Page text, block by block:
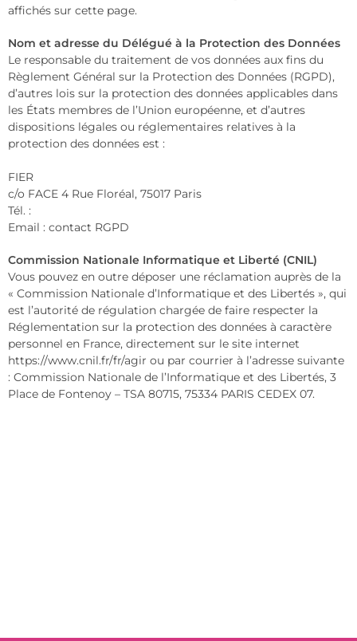
affichés sur cette page.
Nom et adresse du Délégué à la Protection des Données
Le responsable du traitement de vos données aux fins du
Règlement Général sur la Protection des Données (RGPD),
d’autres lois sur la protection des données applicables dans
les États membres de l’Union européenne, et d’autres
dispositions légales ou réglementaires relatives à la
protection des données est :
FIER
c/o FACE 4 Rue Floréal, 75017 Paris
Tél. :
Email : contact RGPD
Commission Nationale Informatique et Liberté (CNIL)
Vous pouvez en outre déposer une réclamation auprès de la
« Commission Nationale d’Informatique et des Libertés », qui
est l’autorité de régulation chargée de faire respecter la
Réglementation sur la protection des données à caractère
personnel en France, directement sur le site internet
https://www.cnil.fr/fr/agir ou par courrier à l’adresse suivante
: Commission Nationale de l’Informatique et des Libertés, 3
Place de Fontenoy – TSA 80715, 75334 PARIS CEDEX 07.